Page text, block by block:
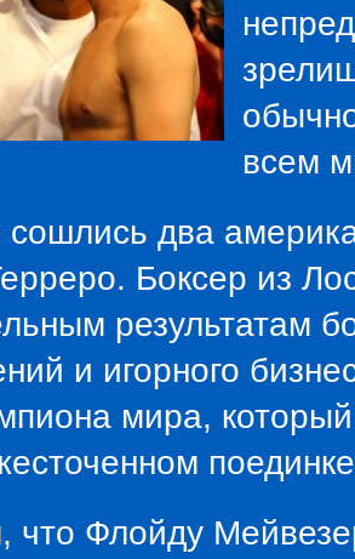
всем
сошлись два
Боксер из
результатам
и игорного
мира,
что Флойду